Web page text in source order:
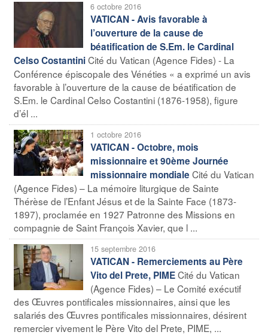
6 octobre 2016
VATICAN - Avis favorable à
l’ouverture de la cause de
béatification de S.Em. le Cardinal
Celso CostantiniCité du Vatican (Agence Fides) - La
Conférence épiscopale des Vénéties « a exprimé un avis
favorable à l’ouverture de la cause de béatification de
S.Em. le Cardinal Celso Costantini (1876-1958), figure
d’él ...
1 octobre 2016
VATICAN - Octobre, mois
missionnaire et 90ème Journée
missionnaire mondiale Cité du Vatican
(Agence Fides) – La mémoire liturgique de Sainte
Thérèse de l’Enfant Jésus et de la Sainte Face (1873-
1897), proclamée en 1927 Patronne des Missions en
compagnie de Saint François Xavier, que l ...
15 septembre 2016
VATICAN - Remerciements au Père
Vito del Prete, PIMECité du Vatican
(Agence Fides) – Le Comité exécutif
des Œuvres pontificales missionnaires, ainsi que les
salariés des Œuvres pontificales missionnaires, désirent
remercier vivement le Père Vito del Prete, PIME, ...